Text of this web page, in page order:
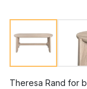
Theresa Rand for